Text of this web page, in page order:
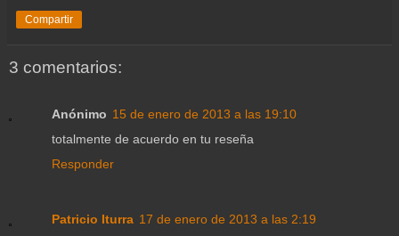
Compartir
3 comentarios:
Anónimo 15 de enero de 2013 a las 19:10
totalmente de acuerdo en tu reseña
Responder
Patricio Iturra 17 de enero de 2013 a las 2:19